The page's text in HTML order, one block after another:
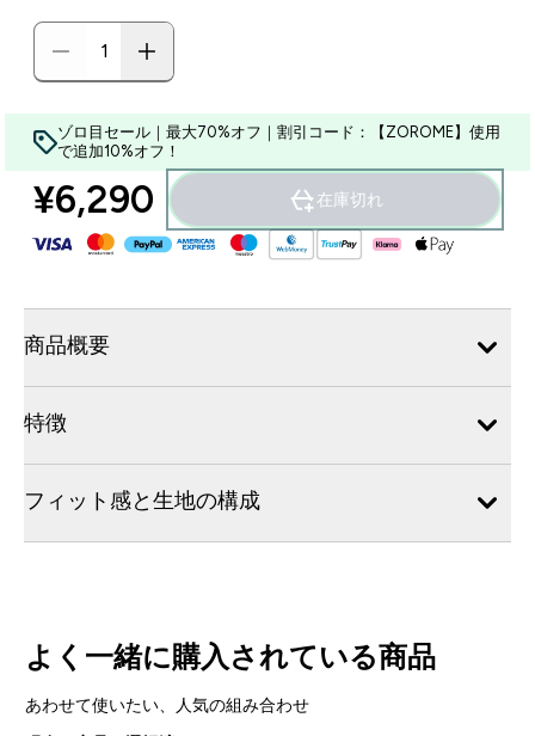
ゾロ目セール｜最大70%オフ｜割引コード：【ZOROME】使用
で追加10%オフ！
¥6,290‎ 在庫切れ
商品概要
特徴
フィット感と生地の構成
よく一緒に購入されている商品
あわせて使いたい、人気の組み合わせ